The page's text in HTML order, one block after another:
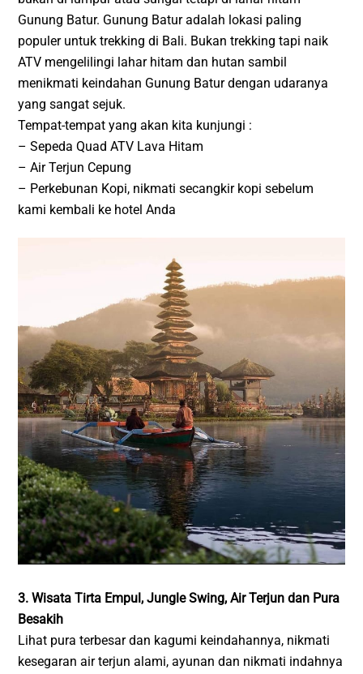
Gunung Batur. Gunung Batur adalah lokasi paling
populer untuk trekking di Bali. Bukan trekking tapi naik
ATV mengelilingi lahar hitam dan hutan sambil
menikmati keindahan Gunung Batur dengan udaranya
yang sangat sejuk.
Tempat-tempat yang akan kita kunjungi :
– Sepeda Quad ATV Lava Hitam
– Air Terjun Cepung
– Perkebunan Kopi, nikmati secangkir kopi sebelum
kami kembali ke hotel Anda
3. Wisata Tirta Empul, Jungle Swing, Air Terjun dan Pura
Besakih
Lihat pura terbesar dan kagumi keindahannya, nikmati
kesegaran air terjun alami, ayunan dan nikmati indahnya